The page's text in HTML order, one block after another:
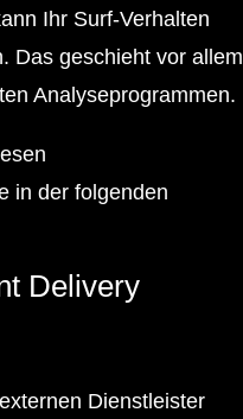
Ihr Surf-Verhalten
Das geschieht vor allem
Analyseprogrammen.
in der folgenden
Delivery
Dienstleister